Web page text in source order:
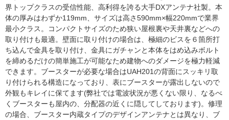
界トップクラスの受信性能、高利得を誇る大手DXアンテナ社製。本
体の厚みはわずか119mm、サイズは高さ590mm×幅220mmで業界
最小クラス。コンパクトサイズのため狭い屋根裏や天井裏などへの
取り付けも最適。壁面に取り付けの場合は、極細のビスを６箇所打
ち込んで金具を取り付け、金具にガチャンと本体をはめ込みボルト
を締めるだけの簡単施工が可能なため建物へのダメージを極力軽減
できます。ブースターが必要な場合はUAH201の背面にスッキリ取
り付けられる構造になっており、表にブースターが露出しないので
外観もキレイに保てます(弊社では電波状況が悪くない限り、なるべ
くブースターも屋内の、分配器の近くに隠してしております)。修理
の場合、ブースター内蔵タイプのデザインアンテナとは異なり、ブ